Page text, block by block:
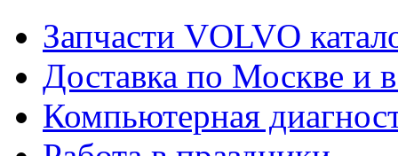
Запчасти VOLVO
Доставка по Москве и
Компьютерная